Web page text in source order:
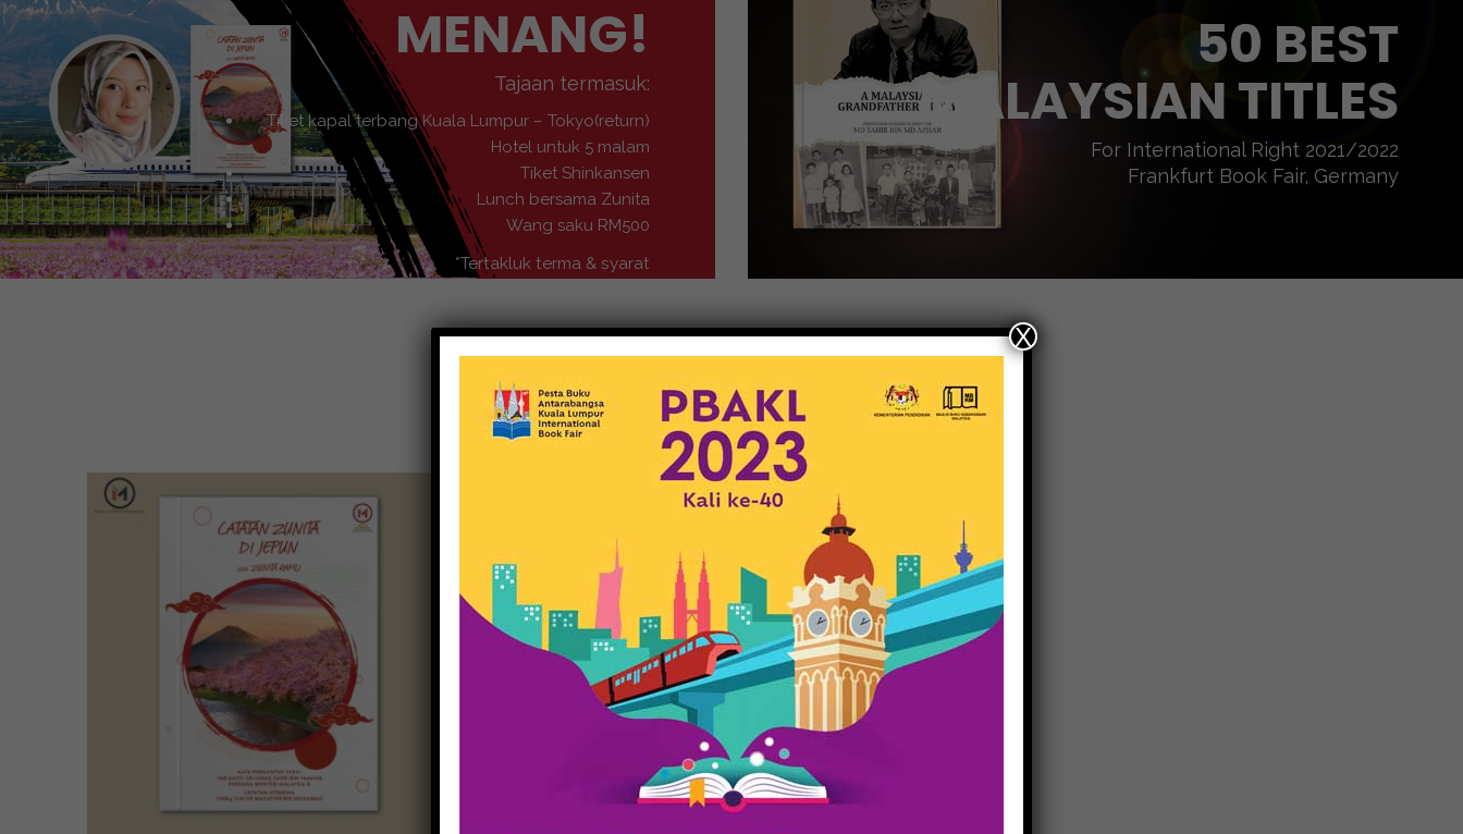
MENANG!
Tajaan termasuk:
Tiket kapal terbang Kuala Lumpur – Tokyo(return)
Hotel untuk 5 malam
Tiket Shinkansen
Lunch bersama Zunita
Wang saku RM500
*Tertakluk terma & syarat
50 BEST
MALAYSIAN TITLES
For International Right 2021/2022
Frankfurt Book Fair, Germany
Buku-Buku
MEDIA NUSANTARA
X